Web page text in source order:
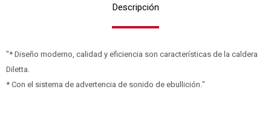
Descripción
"* Diseño moderno, calidad y eficiencia son características de la caldera
Diletta.
* Con el sistema de advertencia de sonido de ebullición."